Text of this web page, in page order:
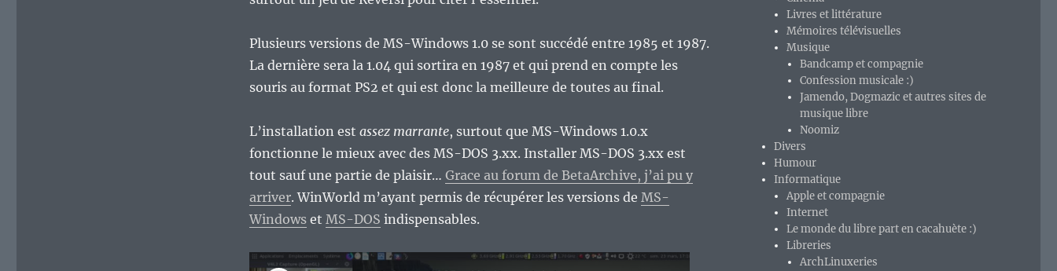
Plusieurs versions de MS-Windows 1.0 se sont succédé entre 1985 et 1987.
La dernière sera la 1.04 qui sortira en 1987 et qui prend en compte les
souris au format PS2 et qui est donc la meilleure de toutes au final.
L’installation est assez marrante, surtout que MS-Windows 1.0.x
fonctionne le mieux avec des MS-DOS 3.xx. Installer MS-DOS 3.xx est
tout sauf une partie de plaisir… Grace au forum de BetaArchive, j’ai pu y
arriver. WinWorld m’ayant permis de récupérer les versions de MS-
Windowset MS-DOS indispensables.
Livres et littérature
Mémoires télévisuelles
Musique
Bandcamp et compagnie
Confession musicale :)
Jamendo, Dogmazic et autres sites de
musique libre
Noomiz
Divers
Humour
Informatique
Apple et compagnie
Internet
Le monde du libre part en cacahuète :)
Libreries
ArchLinuxeries